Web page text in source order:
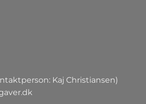
Kaj Christiansen)